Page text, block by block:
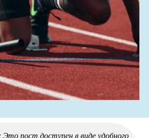
пост доступен в виде удобного